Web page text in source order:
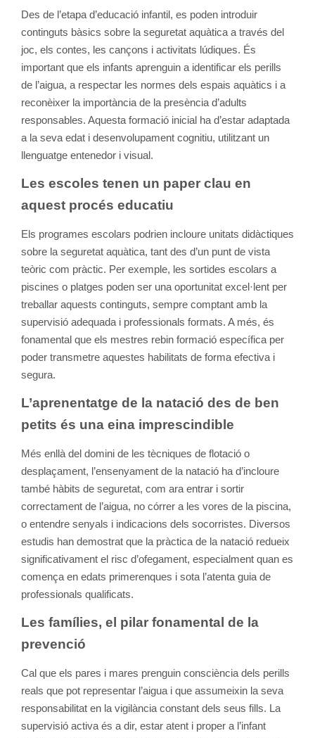
Des de l’etapa d’educació infantil, es poden introduir
continguts bàsics sobre la seguretat aquàtica a través del
joc, els contes, les cançons i activitats lúdiques. És
important que els infants aprenguin a identificar els perills
de l’aigua, a respectar les normes dels espais aquàtics i a
reconèixer la importància de la presència d’adults
responsables. Aquesta formació inicial ha d’estar adaptada
a la seva edat i desenvolupament cognitiu, utilitzant un
llenguatge entenedor i visual.
Les escoles tenen un paper clau en
aquest procés educatiu
Els programes escolars podrien incloure unitats didàctiques
sobre la seguretat aquàtica, tant des d’un punt de vista
teòric com pràctic. Per exemple, les sortides escolars a
piscines o platges poden ser una oportunitat excel·lent per
treballar aquests continguts, sempre comptant amb la
supervisió adequada i professionals formats. A més, és
fonamental que els mestres rebin formació específica per
poder transmetre aquestes habilitats de forma efectiva i
segura.
L’aprenentatge de la natació des de ben
petits és una eina imprescindible
Més enllà del domini de les tècniques de flotació o
desplaçament, l’ensenyament de la natació ha d’incloure
també hàbits de seguretat, com ara entrar i sortir
correctament de l’aigua, no córrer a les vores de la piscina,
o entendre senyals i indicacions dels socorristes. Diversos
estudis han demostrat que la pràctica de la natació redueix
significativament el risc d’ofegament, especialment quan es
comença en edats primerenques i sota l’atenta guia de
professionals qualificats.
Les famílies, el pilar fonamental de la
prevenció
Cal que els pares i mares prenguin consciència dels perills
reals que pot representar l’aigua i que assumeixin la seva
responsabilitat en la vigilància constant dels seus fills. La
supervisió activa és a dir, estar atent i proper a l’infant